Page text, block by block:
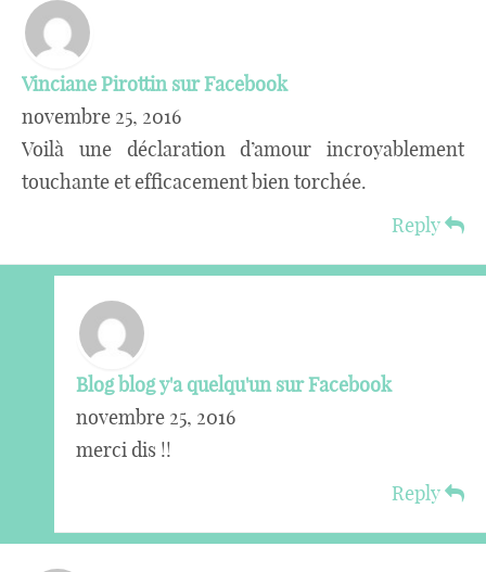
Vinciane Pirottin sur Facebook
novembre 25, 2016
Voilà une déclaration d’amour incroyablement
touchante et efficacement bien torchée.
Reply
Blog blog y'a quelqu'un sur Facebook
novembre 25, 2016
merci dis !!
Reply